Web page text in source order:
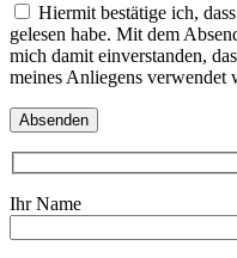
Hiermit bestätige ich,
gelesen habe. Mit dem
mich damit einverstanden,
meines Anliegens verwendet
Ihr Name